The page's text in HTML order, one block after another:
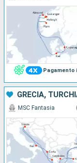
Pagamento
GRECIA,
MSC Fantasia